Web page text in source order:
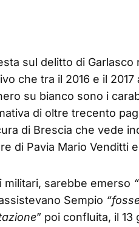
sul delitto di
che tra il 2016 e il
su bianco sono i
di oltre trecento
di Brescia che vede
di Pavia Mario Venditti
militari, sarebbe emerso
Sempio
” poi confluita, il 13